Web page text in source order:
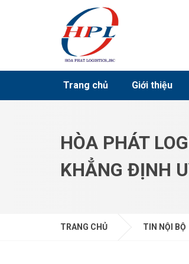
Trang chủ Giới thiệu
HÒA PHÁT
KHẲNG ĐỊNH
TRANG CHỦ TIN NỘI BỘ